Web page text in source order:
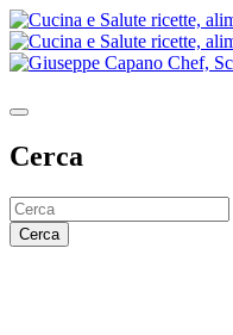
Cerca
Cerca